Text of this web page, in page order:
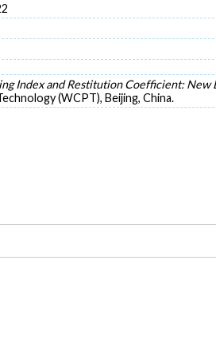
Index and Restitution Coefficient:
(WCPT), Beijing, China.